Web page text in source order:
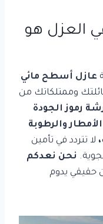
العزل هو
عازل أسطح مائي
وممتلكاتك من
رموز الجودة
والرطوبة
لا تتردد في تأمين
نحن نعدكم
حقيقي يدوم